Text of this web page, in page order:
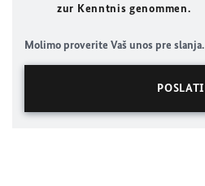
zur Kenntnis genommen.
Molimo proverite Vaš unos pre slanja.